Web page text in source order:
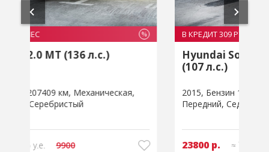
В КРЕДИТ 309 РУБ/МЕС %
Hyundai Solaris I Рестайлинг 1.4 MT
2015 Бензин 1,4л 234466 км
Механическая
Передний Седан
23800 р. 8325